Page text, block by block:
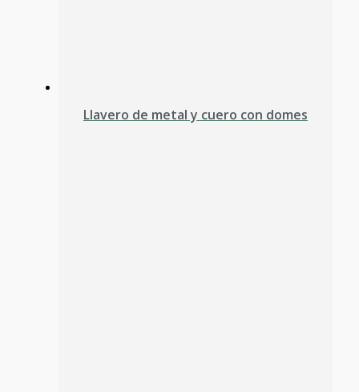
Llavero de metal y cuero con domes